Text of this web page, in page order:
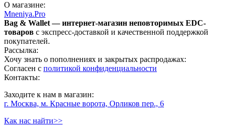
О магазине:
Mneniya.Pro
Bag & Wallet — интернет-магазин неповторимых EDC-
товаров с экспресс-доставкой и качественной поддержкой
покупателей.
Рассылка:
Хочу знать о пополнениях и закрытых распродажах:
Согласен с политикой конфиденциальности
Контакты:
Заходите к нам в магазин:
г. Москва, м. Красные ворота, Орликов пер., 6
Как нас найти>>